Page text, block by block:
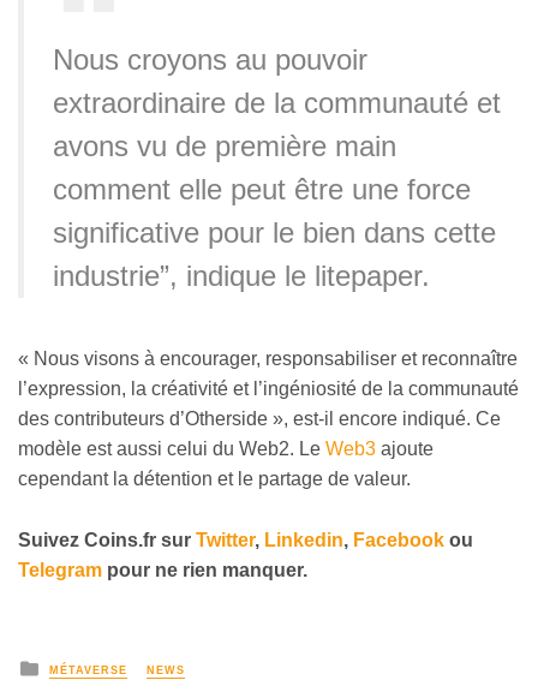
Nous croyons au pouvoir
extraordinaire de la communauté et
avons vu de première main
comment elle peut être une force
significative pour le bien dans cette
industrie”, indique le litepaper.
« Nous visons à encourager, responsabiliser et reconnaître
l’expression, la créativité et l’ingéniosité de la communauté
des contributeurs d’Otherside », est-il encore indiqué. Ce
modèle est aussi celui du Web2. Le Web3 ajoute
cependant la détention et le partage de valeur.
Suivez Coins.fr sur Twitter, Linkedin, Facebook ou
Telegram pour ne rien manquer.
MÉTAVERSE NEWS